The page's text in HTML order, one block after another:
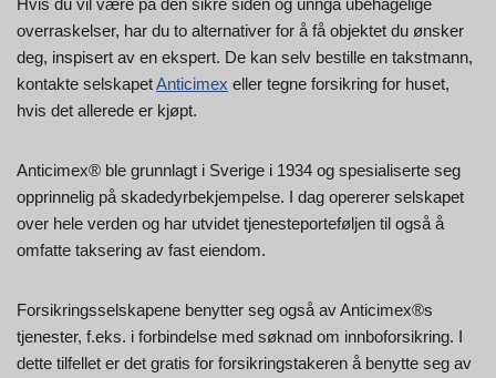
overraskelser, har du to alternativer for å få objektet du ønsker
deg, inspisert av en ekspert. De kan selv bestille en takstmann,
kontakte selskapetAnticimex eller tegne forsikring for huset,
hvis det allerede er kjøpt.
Anticimex® ble grunnlagt i Sverige i 1934 og spesialiserte seg
opprinnelig på skadedyrbekjempelse. I dag opererer selskapet
over hele verden og har utvidet tjenesteporteføljen til også å
omfatte taksering av fast eiendom.
Forsikringsselskapene benytter seg også av Anticimex®s
tjenester, f.eks. i forbindelse med søknad om innboforsikring. I
dette tilfellet er det gratis for forsikringstakeren å benytte seg av